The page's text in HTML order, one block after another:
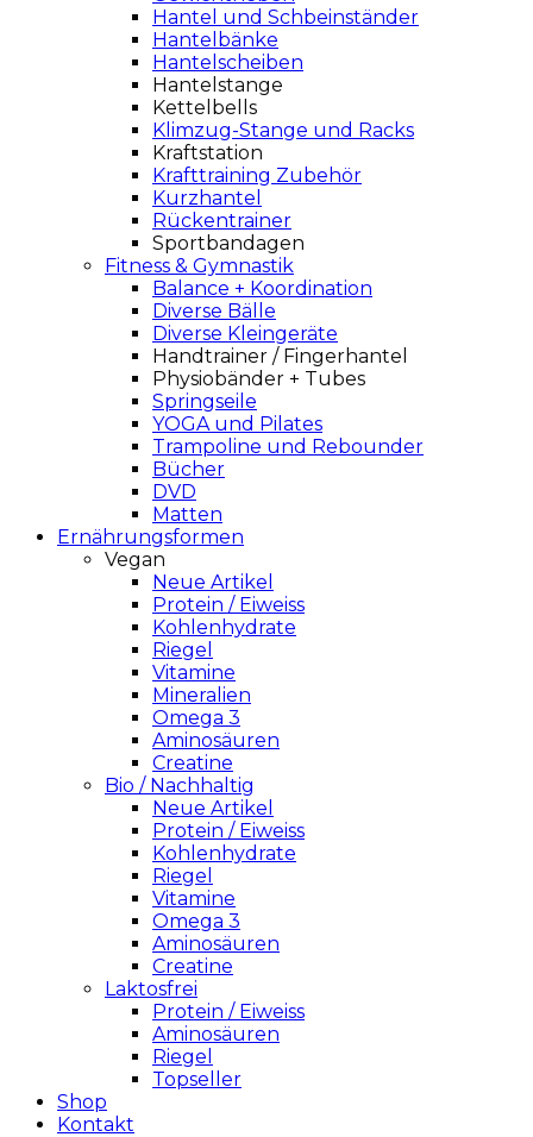
Hantel und Schbeinständer
Hantelbänke
Hantelscheiben
Hantelstange
Kettelbells
Klimzug-Stange und Racks
Kraftstation
Krafttraining Zubehör
Kurzhantel
Rückentrainer
Sportbandagen
Fitness & Gymnastik
Balance + Koordination
Diverse Bälle
Diverse Kleingeräte
Handtrainer / Fingerhantel
Physiobänder + Tubes
Springseile
YOGA und Pilates
Trampoline und Rebounder
Bücher
DVD
Matten
Ernährungsformen
Vegan
Neue Artikel
Protein / Eiweiss
Kohlenhydrate
Riegel
Vitamine
Mineralien
Omega 3
Aminosäuren
Creatine
Bio / Nachhaltig
Neue Artikel
Protein / Eiweiss
Kohlenhydrate
Riegel
Vitamine
Omega 3
Aminosäuren
Creatine
Laktosfrei
Protein / Eiweiss
Aminosäuren
Riegel
Topseller
Shop
Kontakt